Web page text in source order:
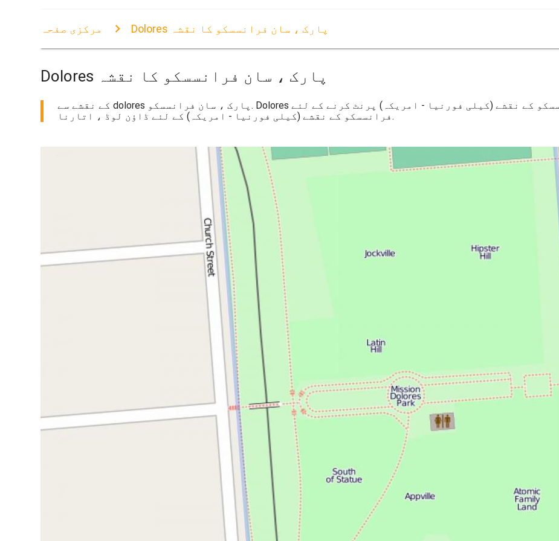
مرکزی صفحہ Dolores پارک ، سان فرانسسکو کا نقشہ
Dolores پارک ، سان فرانسسکو کا نقشہ
کے نقشے سے dolores پارک ، سان فرانسسکو. Dolores پارک ، سان فرانسسکو کے نقشے (کیلی فورنیا - امریکہ) پرنٹ کرنے کے لئے. Dolores پارک ، سان
فرانسسکو کے نقشے (کیلی فورنیا - امریکہ) کے لئے ڈاؤن لوڈ ، اتارنا.